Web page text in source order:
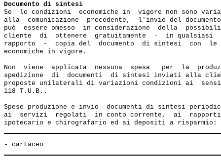
Documento di sintesi
Se  le condizioni  economiche in  vigore non sono
alla  comunicazione  precedente,  l'invio del
può  essere omesso  in considerazione  della
cliente  di  ottenere  gratuitamente  -  in qualsiasi
rapporto  -  copia del  documento  di sintesi  con
economiche in vigore.
Non  viene  applicata  nessuna  spesa   per  la
spedizione  di  documenti  di sintesi inviati alla
proposte unilaterali di variazioni condizioni ai
118 T.U.B..
Spese produzione e invio  documenti di sintesi
ai  servizi  regolati  in conto corrente,  ai